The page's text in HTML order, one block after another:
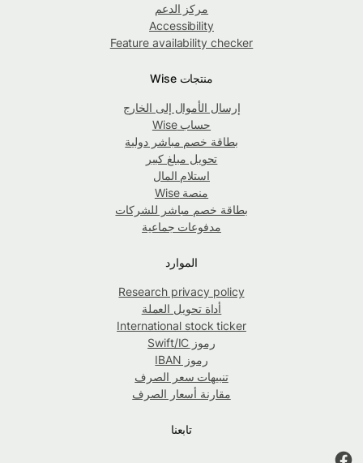
مركز الدعم
Accessibility
Feature availability checker
منتجات Wise
إرسال الأموال إلى الخارج
حساب Wise
بطاقة خصم مباشر دولية
تحويل مبلغ كبير
استلام المال
منصة Wise
بطاقة خصم مباشر للشركات
مدفوعات جماعية
الموارد
Research privacy policy
أداة تحويل العملة
International stock ticker
رموز Swift/IC
رموز IBAN
تنبيهات سعر الصرف
مقارنة أسعار الصرف
تابعنا